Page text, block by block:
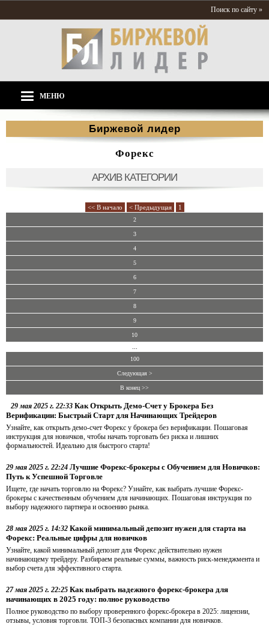
Поиск по сайту »
МЕНЮ
Биржевой лидер
Форекс
АРХИВ КАТЕГОРИИ
<< В начало < Предыдущая 1
2
3
4
5
6
7
8
9
10
100
Следующая >
В конец >>
29 мая 2025 г. 22:33 Как Открыть Демо-Счет у Брокера Без
Верификации: Быстрый Старт для Начинающих Трейдеров
Узнайте, как открыть демо-счет Форекс у брокера без верификации. Пошаговая
инструкция для новичков, чтобы начать торговать без риска и лишних
формальностей. Идеально для быстрого старта!
29 мая 2025 г. 22:24 Лучшие Форекс-брокеры с Обучением для Новичков:
Путь к Успешной Торговле
Ищете, где начать торговлю на Форекс? Узнайте, как выбрать лучшие Форекс-
брокеры с качественным обучением для начинающих. Пошаговая инструкция по
выбору надежного партнера и освоению рынка.
28 мая 2025 г. 14:32 Какой минимальный депозит нужен для старта на
Форекс: Реальные цифры для новичков
Узнайте, какой минимальный депозит для Форекс действительно нужен
начинающему трейдеру. Разбираем реальные суммы, важность риск-менеджмента и
выбор счета для эффективного старта.
27 мая 2025 г. 22:25 Как выбрать надежного форекс-брокера для
начинающих в 2025 году: полное руководство
Полное руководство по выбору проверенного форекс-брокера в 2025: лицензии,
отзывы, условия торговли. ТОП-3 безопасных компании для новичков.